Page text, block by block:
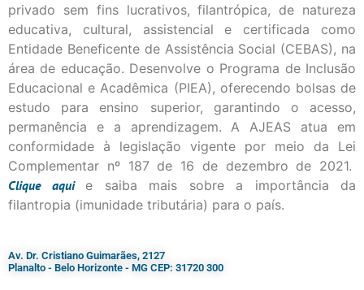
privado sem fins lucrativos, filantrópica, de natureza
educativa, cultural, assistencial e certificada como
Entidade Beneficente de Assistência Social (CEBAS), na
área de educação. Desenvolve o Programa de Inclusão
Educacional e Acadêmica (PIEA), oferecendo bolsas de
estudo para ensino superior, garantindo o acesso,
permanência e a aprendizagem. A AJEAS atua em
conformidade à legislação vigente por meio da Lei
Complementar nº 187 de 16 de dezembro de 2021.
Cliqueaqui
e saiba mais sobre a importância da
filantropia (imunidade tributária) para o país.
Av. Dr. Cristiano Guimarães, 2127
Planalto - Belo Horizonte - MG CEP: 31720 300